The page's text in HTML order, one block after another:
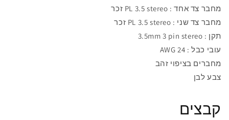
מחבר צד אחד :
זכר
מחבר צד שני :
תקן : 3.5mm 3 pin stereo
עובי כבל : 24 AWG
מחברים בציפוי זהב
צבע לבן
קבצים